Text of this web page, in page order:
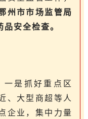
州市市场监管局
安全检查。
一是抓好重点区
、大型商超等人
企业，集中力量